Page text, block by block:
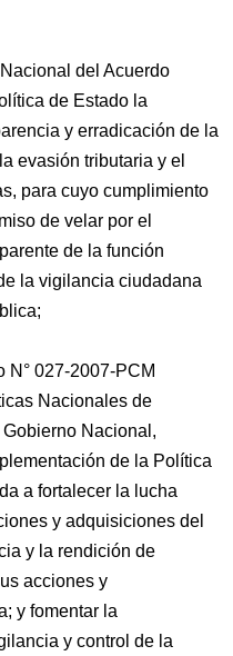
del Acuerdo
de Estado la
y erradicación de la
evasión tributaria y el
para cuyo cumplimiento
de velar por el
de la función
la vigilancia ciudadana
N° 027-2007-PCM
Nacionales de
Nacional,
de la Política
a fortalecer la lucha
y adquisiciones del
y la rendición de
acciones y
y fomentar la
y control de la